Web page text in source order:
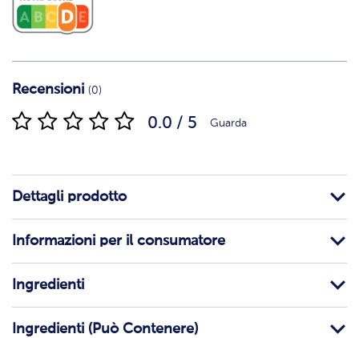
Recensioni (0)
0.0 / 5 Guarda
Dettagli prodotto
Informazioni per il consumatore
Ingredienti
Ingredienti (Può Contenere)